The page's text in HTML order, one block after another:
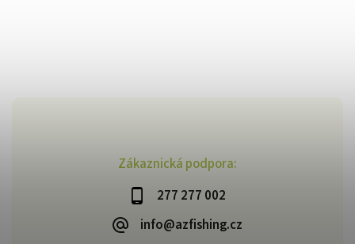
Zákaznická podpora:
277 277 002
info@azfishing.cz